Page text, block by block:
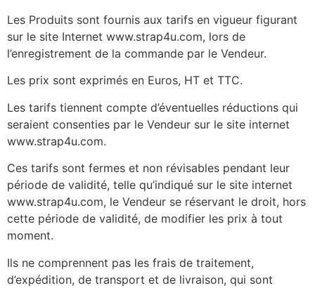
Les Produits sont fournis aux tarifs en vigueur figurant
sur le site Internet www.strap4u.com, lors de
l’enregistrement de la commande par le Vendeur.
Les prix sont exprimés en Euros, HT et TTC.
Les tarifs tiennent compte d’éventuelles réductions qui
seraient consenties par le Vendeur sur le site internet
www.strap4u.com.
Ces tarifs sont fermes et non révisables pendant leur
période de validité, telle qu’indiqué sur le site internet
www.strap4u.com, le Vendeur se réservant le droit, hors
cette période de validité, de modifier les prix à tout
moment.
Ils ne comprennent pas les frais de traitement,
d’expédition, de transport et de livraison, qui sont